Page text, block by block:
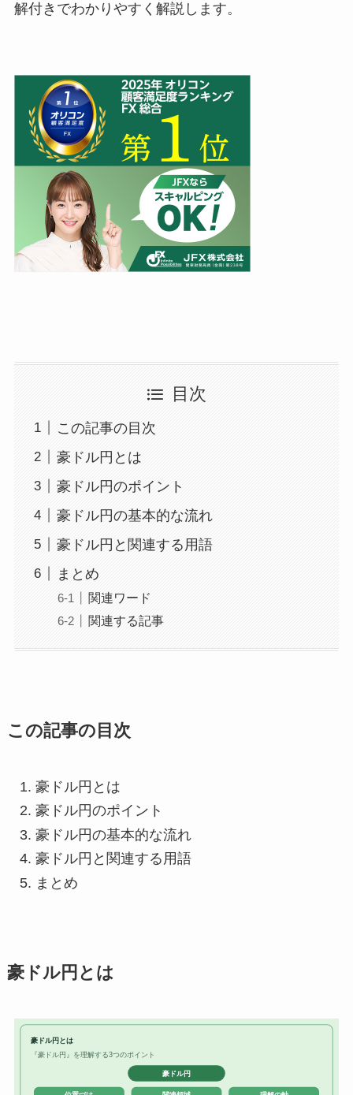
解付きでわかりやすく解説します。
目次
この記事の目次
豪ドル円とは
豪ドル円のポイント
豪ドル円の基本的な流れ
豪ドル円と関連する用語
まとめ
関連ワード
関連する記事
この記事の目次
豪ドル円とは
豪ドル円のポイント
豪ドル円の基本的な流れ
豪ドル円と関連する用語
まとめ
豪ドル円とは
豪ドル円とは
『豪ドル円』を理解する3つのポイント
豪ドル円